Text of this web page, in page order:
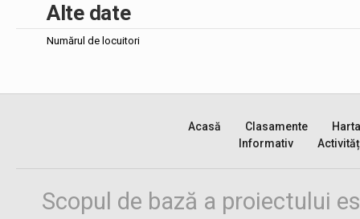
Alte date
Numărul de locuitori
Acasă Clasamente
Harta
Informativ
Scopul de bază a proiectului